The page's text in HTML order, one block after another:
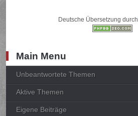
Deutsche Übersetzung durch
Main Menu
Unbeantwortete Themen
Aktive Themen
Eigene Beiträge